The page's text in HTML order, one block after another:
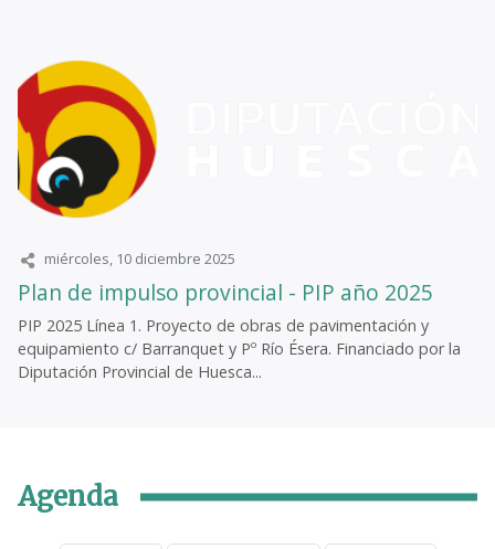
miércoles, 10 diciembre 2025
Plan de impulso provincial - PIP año 2025
PIP 2025 Línea 1. Proyecto de obras de pavimentación y
equipamiento c/ Barranquet y Pº Río Ésera. Financiado por la
Diputación Provincial de Huesca...
Agenda